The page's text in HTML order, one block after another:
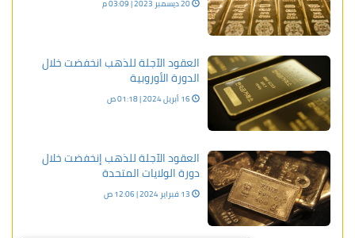
العقود الآجلة للذهب انخفضت خلال
الدورة الأوروبية
العقود الآجلة للذهب إنخفضت خلال
دورة الولايات المتحدة